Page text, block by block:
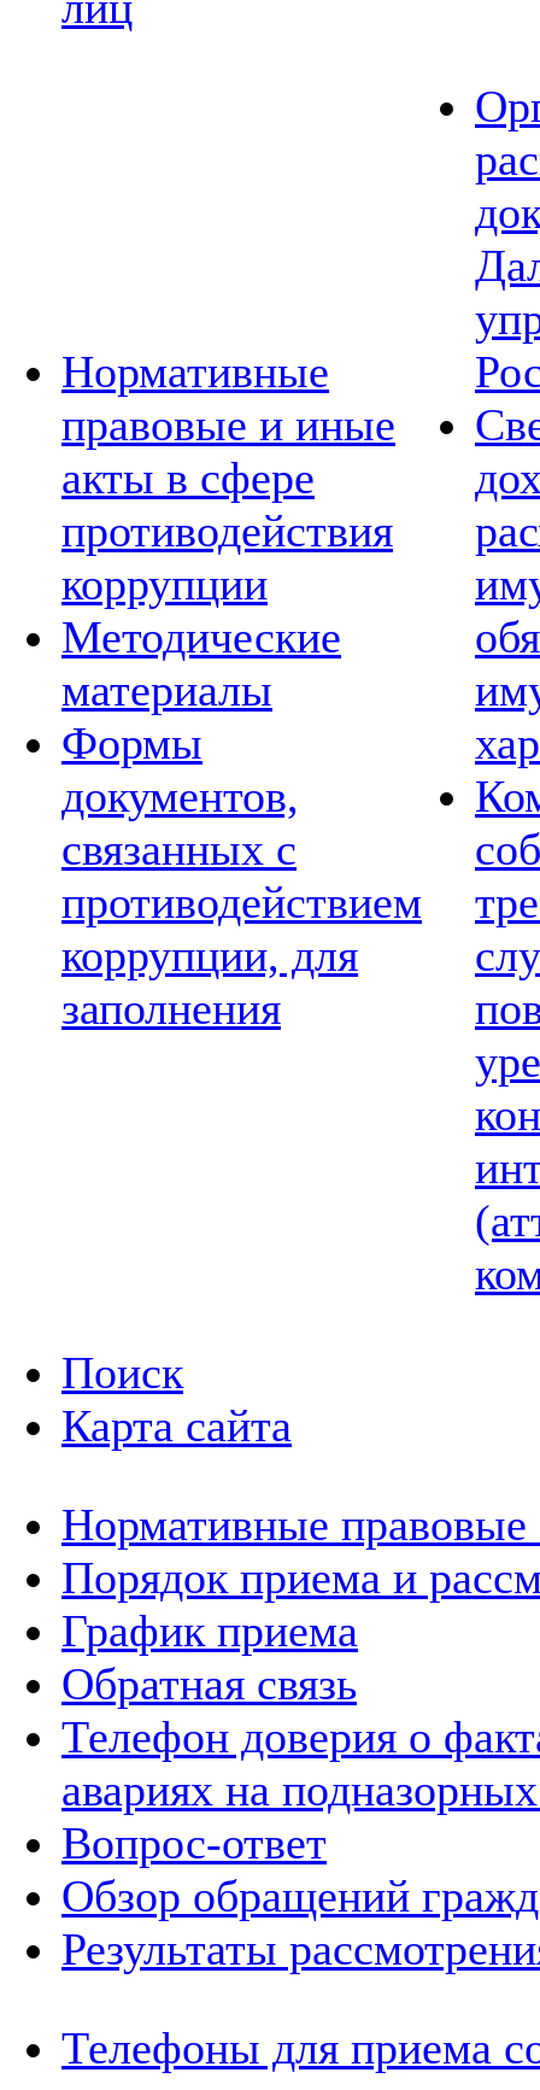
Нормативные
правовые и иные
акты в сфере
противодействия
коррупции
Методические
материалы
Формы
документов,
связанных с
противодействием
коррупции, для
заполнения
Поиск
Карта сайта
Нормативные правовые
Порядок приема и
График приема
Обратная связь
Телефон доверия о
авариях на
Вопрос-ответ
Обзор обращений
Результаты
Телефоны для приема